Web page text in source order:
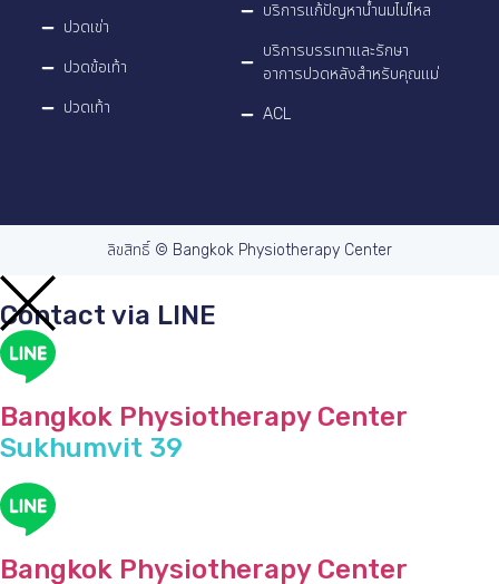
ปวดเข่า
ปวดข้อเท้า
ปวดเท้า
บริการแก้ปัญหาน้ำนมไม่ไหล
บริการบรรเทาและรักษา
อาการปวดหลังสำหรับคุณแม่
ACL
ลิขสิทธิ์ © Bangkok Physiotherapy Center
Contact via LINE
Bangkok Physiotherapy Center
Sukhumvit 39
Bangkok Physiotherapy Center